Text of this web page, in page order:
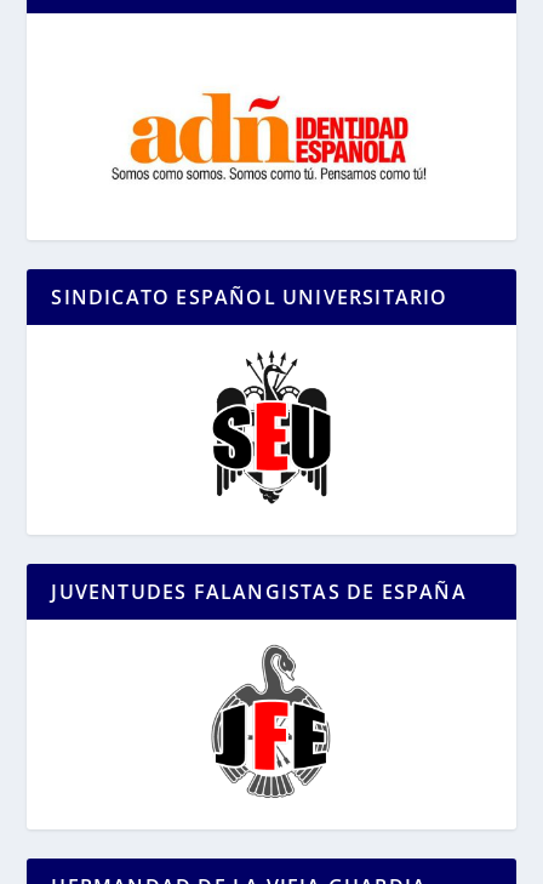
SINDICATO ESPAÑOL UNIVERSITARIO
JUVENTUDES FALANGISTAS DE ESPAÑA